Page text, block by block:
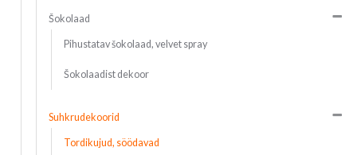
Šokolaad
Pihustatav šokolaad, velvet spray
Šokolaadist dekoor
Suhkrudekoorid
Tordikujud, söödavad